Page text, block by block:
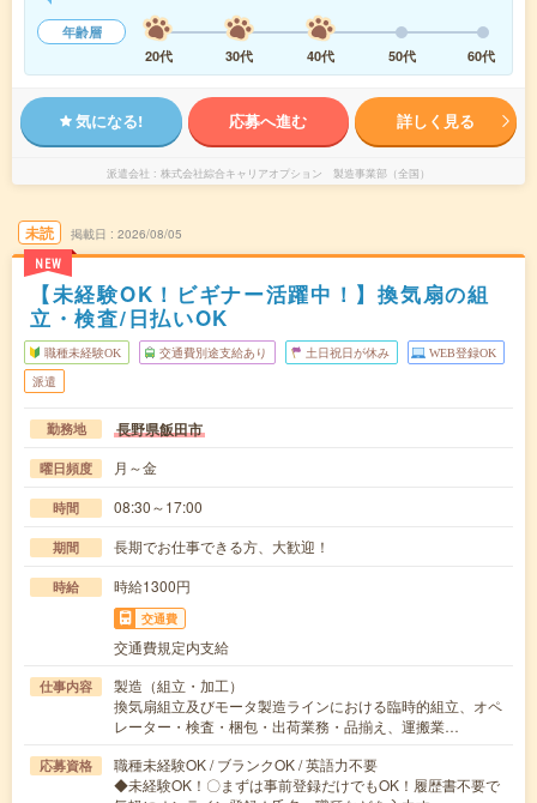
年齢層
20代
30代 40代 50代 60代
気になる! 応募へ進む 詳しく見る
派遣会社 株式会社綜合キャリアオプション 製造事業部（全国）
未読
NEW
掲載日 2026/08/05
【未経験OK！ビギナー活躍中！】換気扇の組
立・検査/日払いOK
職種未経験OK 交通費別途支給あり 土日祝日が休み WEB登録OK
派遣
勤務地 長野県飯田市
曜日頻度 月～金
時間 08:30～17:00
期間 長期でお仕事できる方、大歓迎！
時給 時給1300円
交通費
交通費規定内支給
仕事内容
製造（組立・加工）
換気扇組立及びモータ製造ラインにおける臨時的組立、オペ
レーター・検査・梱包・出荷業務・品揃え、運搬業…
応募資格
職種未経験OK / ブランクOK / 英語力不要
◆未経験OK！〇まずは事前登録だけでもOK！履歴書不要で